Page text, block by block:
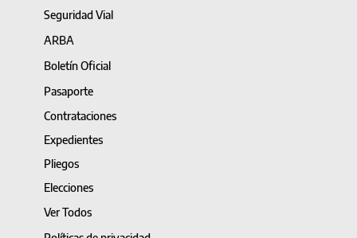
Seguridad Vial
ARBA
Boletín Oficial
Pasaporte
Contrataciones
Expedientes
Pliegos
Elecciones
Ver Todos